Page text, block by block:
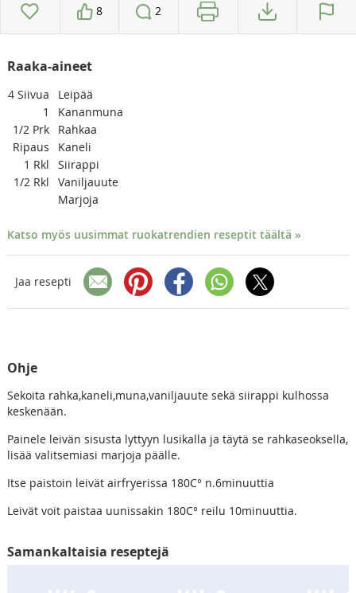
8 2
Raaka-aineet
4 Siivua
Leipää
1
Kananmuna
1/2 Prk
Rahkaa
Ripaus
Kaneli
1 Rkl
Siirappi
1/2 Rkl
Vaniljauute
Marjoja
Katso myös uusimmat ruokatrendien reseptit täältä »
Jaa resepti
Ohje
Sekoita rahka,kaneli,muna,vaniljauute sekä siirappi kulhossa
keskenään.
Painele leivän sisusta lyttyyn lusikalla ja täytä se rahkaseoksella,
lisää valitsemiasi marjoja päälle.
Itse paistoin leivät airfryerissa 180C° n.6minuuttia
Leivät voit paistaa uunissakin 180C° reilu 10minuuttia.
Samankaltaisia reseptejä